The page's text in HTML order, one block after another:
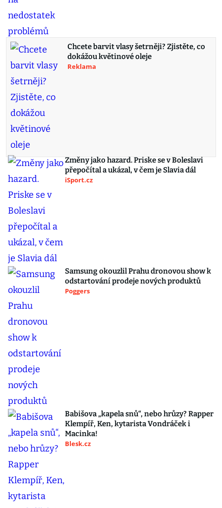
Chcete barvit vlasy šetrněji? Zjistěte, co
dokážou květinové oleje
Reklama
Změny jako hazard. Priske se v Boleslavi
přepočítal a ukázal, v čem je Slavia dál
iSport.cz
Samsung okouzlil Prahu dronovou show k
odstartování prodeje nových produktů
Poggers
Babišova „kapela snů“, nebo hrůzy? Rapper
Klempíř, Ken, kytarista Vondráček i
Macinka!
Blesk.cz